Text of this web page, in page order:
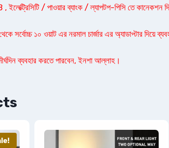
/ পাওয়ার ব্যাংক / ল্যাপটপ-পিসি তে কানেকশন
সর্বোচ্চ ১০ ওয়াট এর নরমাল চার্জার এর অ্যাডাপ্টার দিয়ে
ব্যবহার করতে পারবেন, ইনশা আল্লাহ।